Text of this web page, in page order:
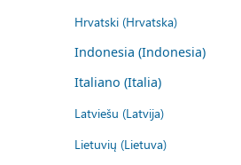
Hrvatski (Hrvatska)
Indonesia (Indonesia)
Italiano (Italia)
Latviešu (Latvija)
Lietuvių (Lietuva)